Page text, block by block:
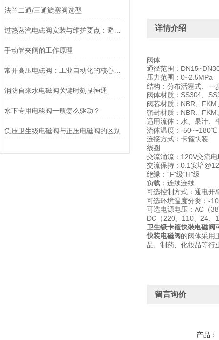
法兰二通/三通旋塞阀选型
手动管夹阀的工作原理
常开高压电磁阀：工业自动化的核心元件
消防自来水电磁阀关键时刻显神通
水下专用电磁阀一般怎么驱动？
负压卫生级电磁阀与正压电磁阀的区别
详情介绍
阀体
通径范围：
压力范围：0~2.5MPa
结构：分布活塞式、一
阀体材质：SS304、
阀芯材质：NBR、FKM
密封材质：NBR、FKM
适用流体：水、果汁、
流体温度：-50~+180℃
连接方式：卡箍快装
线圈
交流涌流：120V交流
交流保持：0.1安培
绝缘：“F"级“H"级
负载：连续连续
可选控制方式：通电开
可选环境温度分类：-
可选电源电压：AC（
DC（220、110、24、
卫生级卡箍快装电磁阀
快装电磁阀的阀体采用
品、制药、化妆品等行
留言询价
产品：